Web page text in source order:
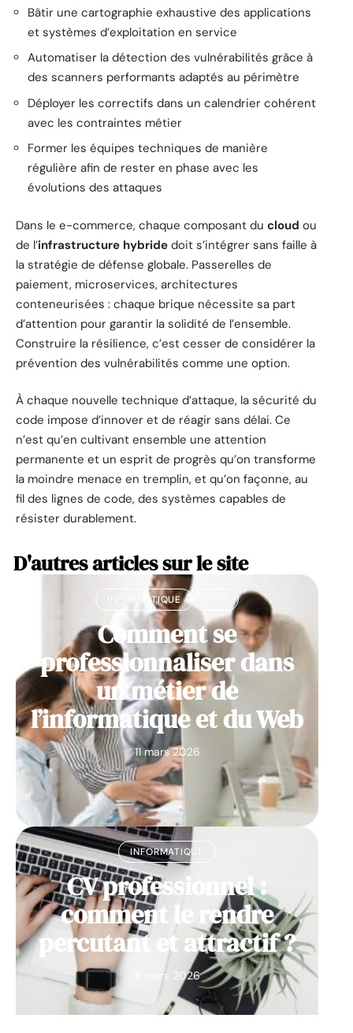
Bâtir une cartographie exhaustive des applications
et systèmes d’exploitation en service
Automatiser la détection des vulnérabilités grâce à
des scanners performants adaptés au périmètre
Déployer les correctifs dans un calendrier cohérent
avec les contraintes métier
Former les équipes techniques de manière
régulière afin de rester en phase avec les
évolutions des attaques
Dans le e-commerce, chaque composant du cloud ou
de l’infrastructure hybride doit s’intégrer sans faille à
la stratégie de défense globale. Passerelles de
paiement, microservices, architectures
conteneurisées : chaque brique nécessite sa part
d’attention pour garantir la solidité de l’ensemble.
Construire la résilience, c’est cesser de considérer la
prévention des vulnérabilités comme une option.
À chaque nouvelle technique d’attaque, la sécurité du
code impose d’innover et de réagir sans délai. Ce
n’est qu’en cultivant ensemble une attention
permanente et un esprit de progrès qu’on transforme
la moindre menace en tremplin, et qu’on façonne, au
fil des lignes de code, des systèmes capables de
résister durablement.
D'autres articles sur le site
INFORMATIQUE
Comment se
professionnaliser dans
un métier de
l’informatique et du Web
11 mars 2026
INFORMATIQUE
CV professionnel :
comment le rendre
percutant et attractif ?
11 mars 2026